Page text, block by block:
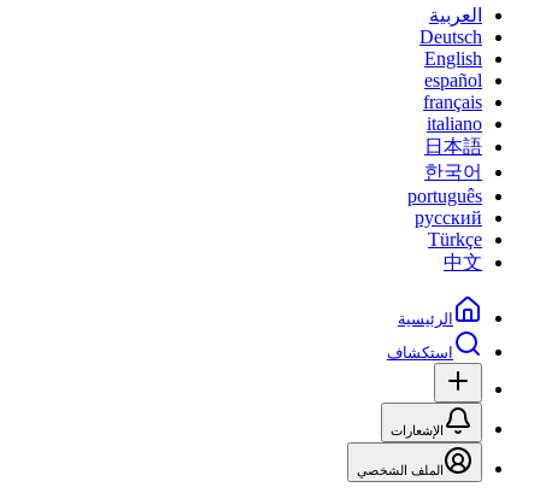
العربية
Deutsch
English
español
français
italiano
日本語
한국어
português
русский
Türkçe
中文
الرئيسية
استكشاف
الإشعارات
الملف الشخصي